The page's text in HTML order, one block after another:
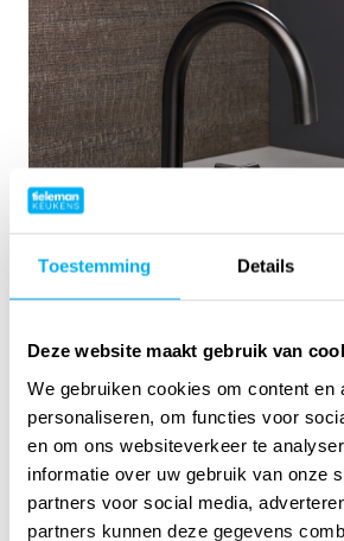
Toestemming Details
Deze website maakt gebruik van
We gebruiken cookies om content en
personaliseren, om functies voor
en om ons websiteverkeer te
informatie over uw gebruik van onze
partners voor social media,
partners kunnen deze gegevens
Meer weten?
Wilt u meer weten over de Lanesto
kranen? Dan bent u uiteraard van
Maak gerust een
één van onze adviseurs
brochure aan voor eindeloos veel